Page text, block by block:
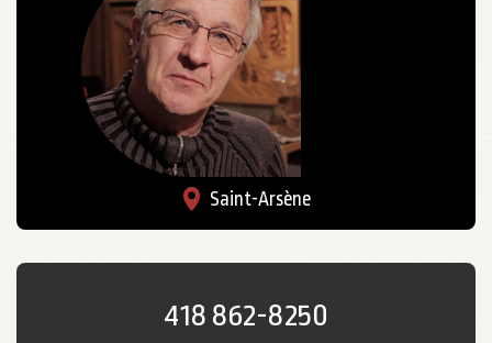
Saint-Arsène
418 862-8250